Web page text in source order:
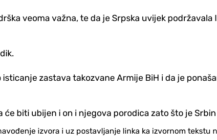
veoma važna, te da je Srpska uvijek
zastava takozvane Armije BiH i da je
biti ubijen i on i njegova porodica zato što je
izvora i uz postavljanje linka ka izvornom tekstu